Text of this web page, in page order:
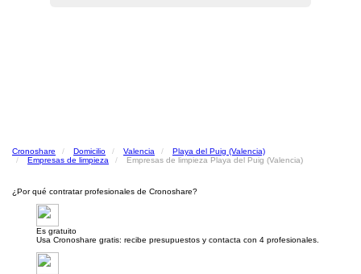
Cronoshare Domicilio Valencia
Playa del Puig (Valencia)
Empresas de limpieza
Empresas de limpieza Playa del Puig (Valencia)
¿Por qué contratar profesionales de Cronoshare?
Es gratuito
Usa Cronoshare gratis: recibe presupuestos y contacta con 4 profesionales.